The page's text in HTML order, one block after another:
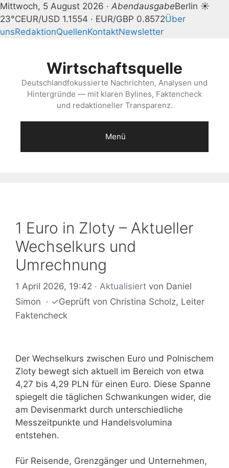
Mittwoch, 5 August 2026 · AbendausgabeBerlin ☀
23°CEUR/USD 1.1554 · EUR/GBP 0.8572Über
unsRedaktionQuellenKontaktNewsletter
Wirtschaftsquelle
Deutschlandfokussierte Nachrichten, Analysen und
Hintergründe — mit klaren Bylines, Faktencheck
und redaktioneller Transparenz.
Menü
1 Euro in Zloty – Aktueller
Wechselkurs und
Umrechnung
1 April 2026, 19:42 · Aktualisiert von Daniel
Simon · ✓Geprüft von Christina Scholz, Leiter
Faktencheck
Der Wechselkurs zwischen Euro und Polnischem
Zloty bewegt sich aktuell im Bereich von etwa
4,27 bis 4,29 PLN für einen Euro. Diese Spanne
spiegelt die täglichen Schwankungen wider, die
am Devisenmarkt durch unterschiedliche
Messzeitpunkte und Handelsvolumina
entstehen.
Für Reisende, Grenzgänger und Unternehmen,